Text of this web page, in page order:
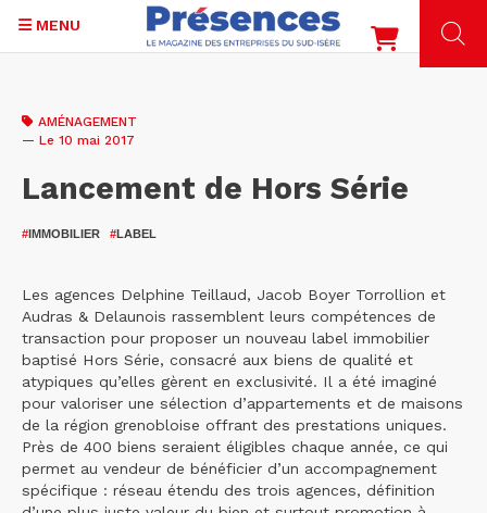
contenu
MENU
AMÉNAGEMENT
— Le 10 mai 2017
Lancement de Hors Série
#IMMOBILIER #LABEL
Les agences Delphine Teillaud, Jacob Boyer Torrollion et
Audras & Delaunois rassemblent leurs compétences de
transaction pour proposer un nouveau label immobilier
baptisé Hors Série, consacré aux biens de qualité et
atypiques qu’elles gèrent en exclusivité. Il a été imaginé
pour valoriser une sélection d’appartements et de maisons
de la région grenobloise offrant des prestations uniques.
Près de 400 biens seraient éligibles chaque année, ce qui
permet au vendeur de bénéficier d’un accompagnement
spécifique : réseau étendu des trois agences, définition